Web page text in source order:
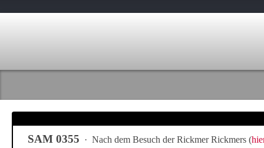
SAM 0355 · Nach dem Besuch der Rickmer Rickmers (